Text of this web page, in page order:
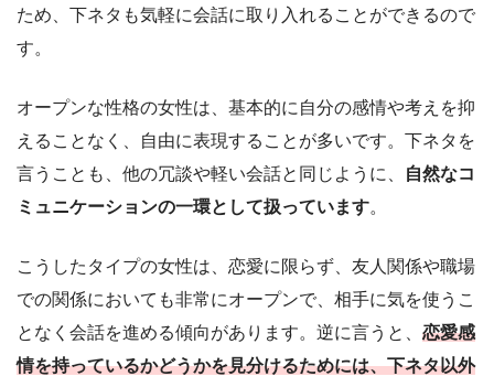
ため、下ネタも気軽に会話に取り入れることができるので
す。
オープンな性格の女性は、基本的に自分の感情や考えを抑
えることなく、自由に表現することが多いです。下ネタを
言うことも、他の冗談や軽い会話と同じように、
自然なコ
ミュニケーションの一環として扱っています。
こうしたタイプの女性は、恋愛に限らず、友人関係や職場
での関係においても非常にオープンで、相手に気を使うこ
となく会話を進める傾向があります。逆に言うと、 恋愛感
情を持っているかどうかを見分けるためには、下ネタ以外